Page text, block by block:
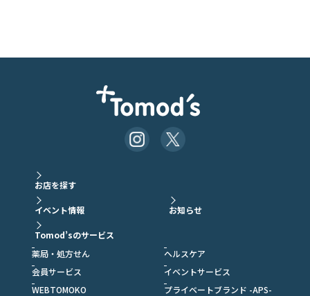
お店を探す
イベント情報 お知らせ
Tomod’sのサービス
薬局・処方せん
ヘルスケア
会員サービス
イベントサービス
WEBTOMOKO
プライベートブランド -APS-